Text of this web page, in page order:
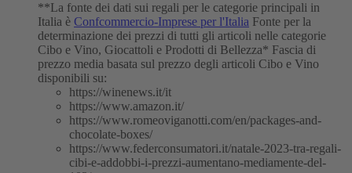
**La fonte dei dati sui regali per le categorie principali in
Italia è Confcommercio-Imprese per l'Italia Fonte per la
determinazione dei prezzi di tutti gli articoli nelle categorie
Cibo e Vino, Giocattoli e Prodotti di Bellezza* Fascia di
prezzo media basata sul prezzo degli articoli Cibo e Vino
disponibili su:
https://winenews.it/it
https://www.amazon.it/
https://www.romeoviganotti.com/en/packages-and-
chocolate-boxes/
https://www.federconsumatori.it/natale-2023-tra-regali-
cibi-e-addobbi-i-prezzi-aumentano-mediamente-del-